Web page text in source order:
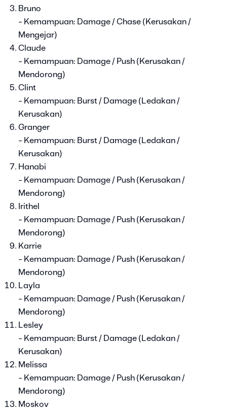
Bruno
- Kemampuan: Damage / Chase (Kerusakan /
Mengejar)
Claude
- Kemampuan: Damage / Push (Kerusakan /
Mendorong)
Clint
- Kemampuan: Burst / Damage (Ledakan /
Kerusakan)
Granger
- Kemampuan: Burst / Damage (Ledakan /
Kerusakan)
Hanabi
- Kemampuan: Damage / Push (Kerusakan /
Mendorong)
Irithel
- Kemampuan: Damage / Push (Kerusakan /
Mendorong)
Karrie
- Kemampuan: Damage / Push (Kerusakan /
Mendorong)
Layla
- Kemampuan: Damage / Push (Kerusakan /
Mendorong)
Lesley
- Kemampuan: Burst / Damage (Ledakan /
Kerusakan)
Melissa
- Kemampuan: Damage / Push (Kerusakan /
Mendorong)
Moskov